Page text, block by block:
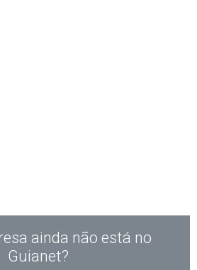
ainda não está no
Guianet?